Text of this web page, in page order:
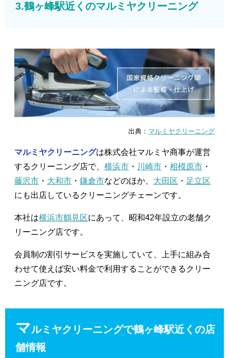
3.鶴ヶ峰駅近くのマルミヤクリーニング
出典： マルミヤクリーニング
マルミヤクリーニングは株式会社マルミヤ商事が運営
するクリーニング店で、 横浜市 ・ 川崎市 ・ 相模原市 ・
藤沢市 ・ 大和市 ・ 鎌倉市などのほか、 大田区 ・ 足立区
にも出店しているクリーニングチェーンです。
本社は横浜市鶴見区にあって、昭和42年設立の老舗ク
リーニング店です。
会員制の割引サービスを実施していて、上手に組み合
わせて使えば安い料金で利用することができるクリー
ニング店です。
マルミヤクリーニングで鶴ヶ峰駅近くの店
舗情報